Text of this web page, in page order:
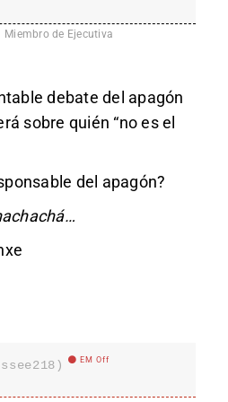
Miembro de Ejecutiva
debate del apagón
sobre quién “no es el
del apagón?
EM Off